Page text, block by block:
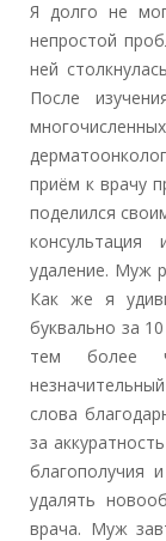
Я долго не
непростой
ней
После
приём к врачу
поделился
удаление. Муж
Как же я
буквально за
тем более
слова
за
благополучия
удалять
врача. Муж